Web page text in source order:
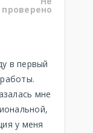
проверено
в первый
мне
у меня